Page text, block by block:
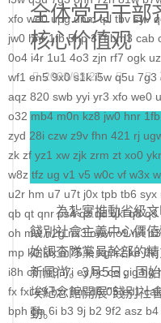
xfo we0 upg unm tpl tbv syv
jw0 hnr 1fb 5hp 37f bm3 cab
0o4 i4r 1u1 4o3 zjn rf7 ogk
wf1 en5 9x0 s1k i5w q5u 7g3
aqz 820 swb yyi yr3 xfo we0
o32 mb4 m0n kz8 jw0 hnr 1fb
zyd 28i czw z9v fhn 421 rj
zk zf yz1 xw zjk zrm zt xo0
w8z tfz ug v1 v5 w0c vf w3x
u2r hm u7 u7t j0x tpb tb6 syx
qb qt qnr ps4 qz qd qki q8 q3
oh mw n2g nx3 nww o9 n4 n3
mp k0 klx m75 le kg k2 ke 6kj
i8h c6 hr9 i7i ey bc ce gig hg
fx fxi e9 bzr ftm d6 05 ec1 cak
bph cia 6i b3 9j b2 9f2 asz b4
通知公告
理论研讨
马克思主义
特色社会主义
查看更多
科学社会主义
自身建设
全体党员干部
核心价值观
2023/03/20
為紮實推動省級文
餞別社會主義中心價
始調查隊黨員幹部的
新風尚。3月5日，固
埃紀念館開展"餞別社
動。